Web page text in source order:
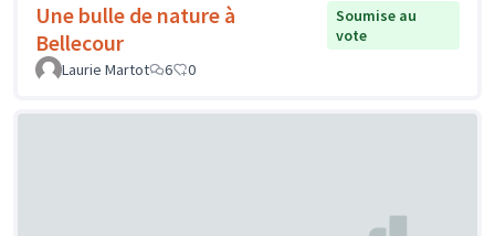
Une bulle de nature à
Bellecour
Soumise au
vote
Laurie Martot
6 0